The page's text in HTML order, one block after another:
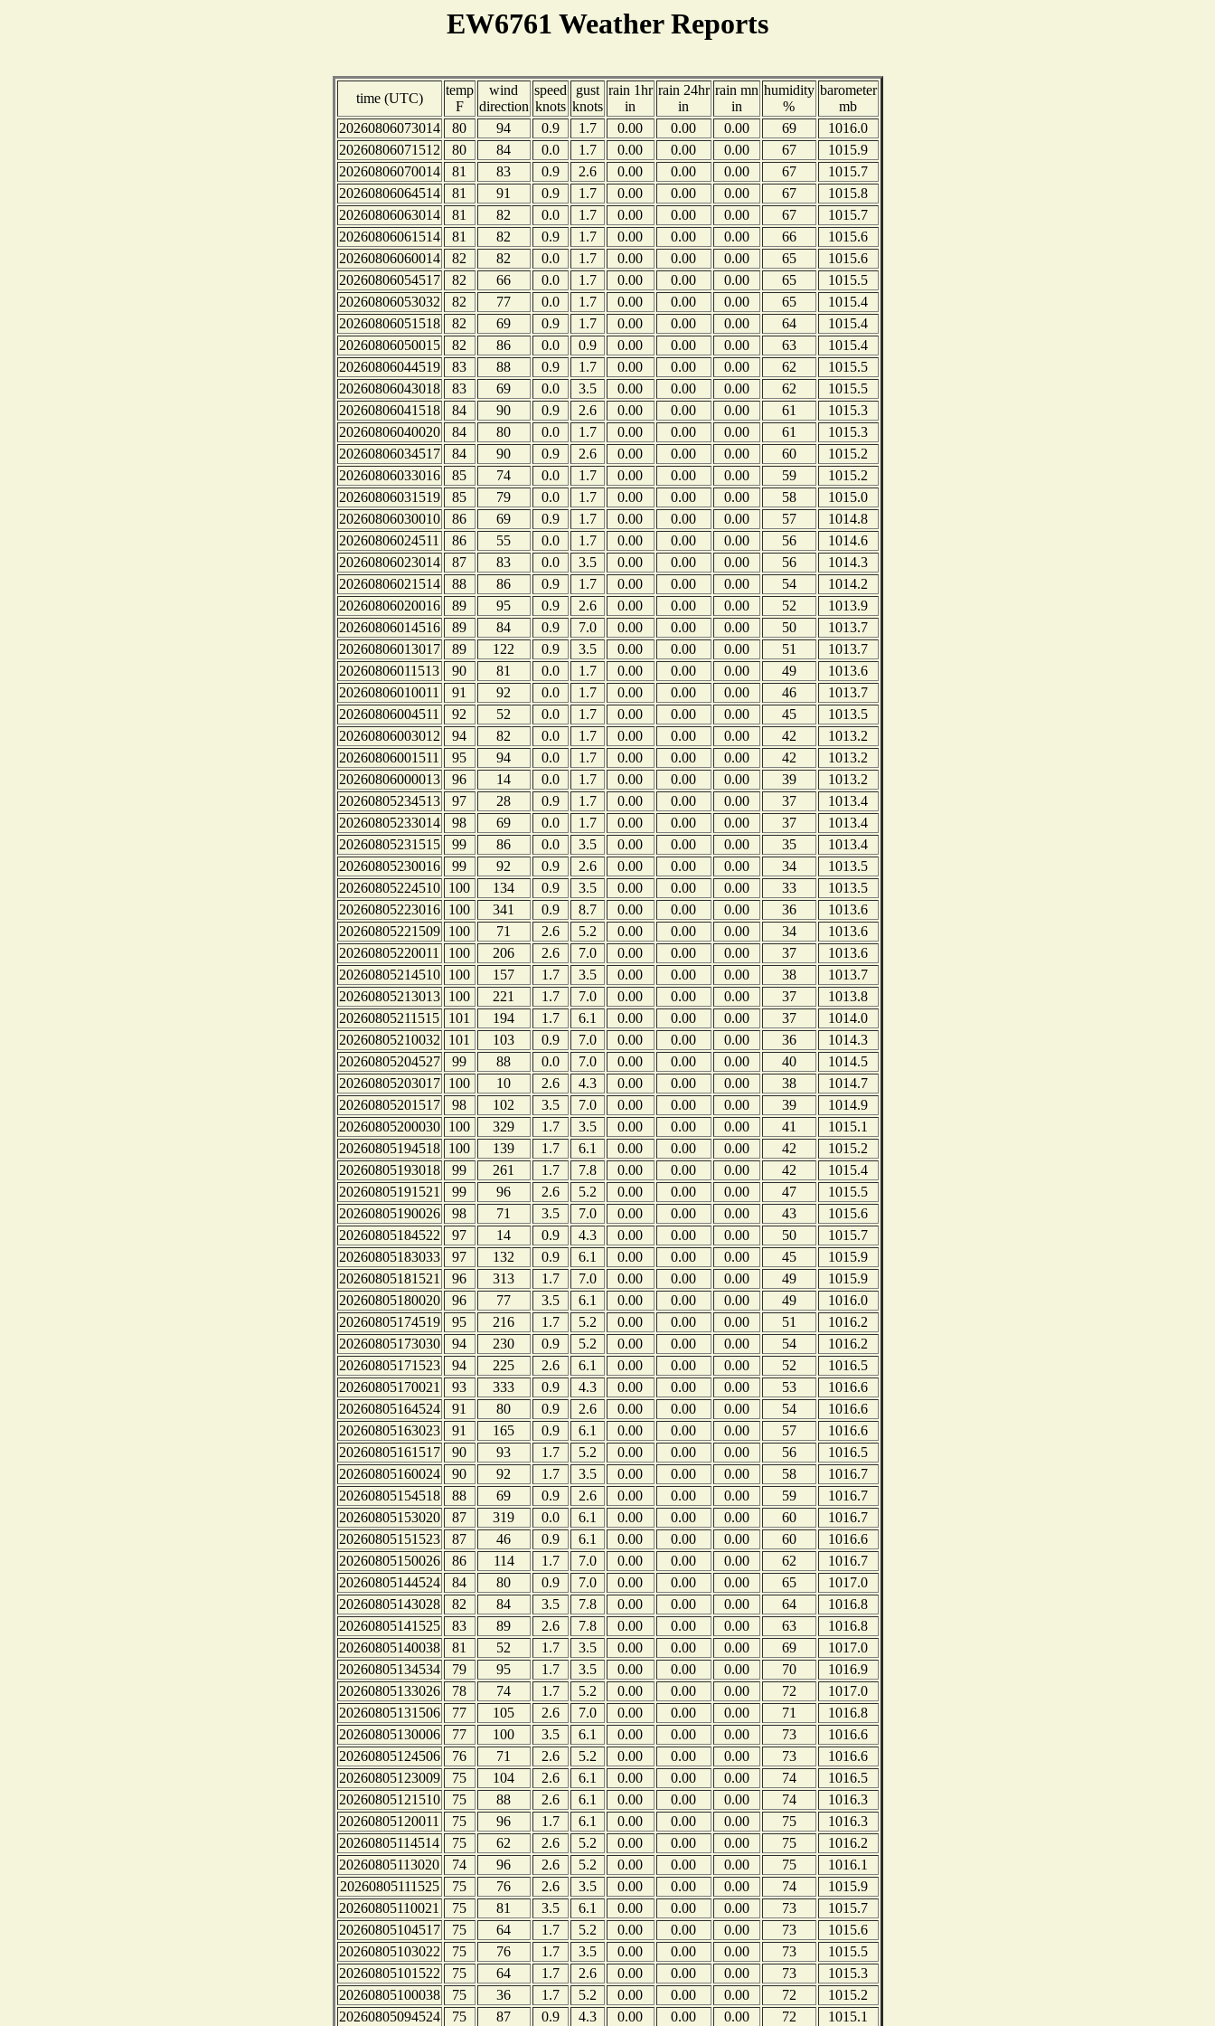
EW6761 Weather Reports
time (UTC)
temp
F
wind
direction
speed
knots
gust
knots
rain 1hr
in
rain 24hr
in
rain mn
in
humidity
%
barometer
mb
20260806073014
80 94 0.9 1.7 0.00 0.00 0.00 69
1016.0
20260806071512
80 84 0.0 1.7 0.00 0.00 0.00 67
1015.9
20260806070014
81 83 0.9 2.6 0.00 0.00 0.00 67
1015.7
20260806064514
81 91 0.9 1.7 0.00 0.00 0.00 67
1015.8
20260806063014
81 82 0.0 1.7 0.00 0.00 0.00 67
1015.7
20260806061514
81 82 0.9 1.7 0.00 0.00 0.00 66
1015.6
20260806060014
82 82 0.0 1.7 0.00 0.00 0.00 65
1015.6
20260806054517
82 66 0.0 1.7 0.00 0.00 0.00 65
1015.5
20260806053032
82 77 0.0 1.7 0.00 0.00 0.00 65
1015.4
20260806051518
82 69 0.9 1.7 0.00 0.00 0.00 64
1015.4
20260806050015
82 86 0.0 0.9 0.00 0.00 0.00 63
1015.4
20260806044519
83 88 0.9 1.7 0.00 0.00 0.00 62
1015.5
20260806043018
83 69 0.0 3.5 0.00 0.00 0.00 62
1015.5
20260806041518
84 90 0.9 2.6 0.00 0.00 0.00 61
1015.3
20260806040020
84 80 0.0 1.7 0.00 0.00 0.00 61
1015.3
20260806034517
84 90 0.9 2.6 0.00 0.00 0.00 60
1015.2
20260806033016
85 74 0.0 1.7 0.00 0.00 0.00 59
1015.2
20260806031519
85 79 0.0 1.7 0.00 0.00 0.00 58
1015.0
20260806030010
86 69 0.9 1.7 0.00 0.00 0.00 57
1014.8
20260806024511
86 55 0.0 1.7 0.00 0.00 0.00 56
1014.6
20260806023014
87 83 0.0 3.5 0.00 0.00 0.00 56
1014.3
20260806021514
88 86 0.9 1.7 0.00 0.00 0.00 54
1014.2
20260806020016
89 95 0.9 2.6 0.00 0.00 0.00 52
1013.9
20260806014516
89 84 0.9 7.0 0.00 0.00 0.00 50
1013.7
20260806013017
89 122 0.9 3.5 0.00 0.00 0.00 51
1013.7
20260806011513
90 81 0.0 1.7 0.00 0.00 0.00 49
1013.6
20260806010011
91 92 0.0 1.7 0.00 0.00 0.00 46
1013.7
20260806004511
92 52 0.0 1.7 0.00 0.00 0.00 45
1013.5
20260806003012
94 82 0.0 1.7 0.00 0.00 0.00 42
1013.2
20260806001511
95 94 0.0 1.7 0.00 0.00 0.00 42
1013.2
20260806000013
96 14 0.0 1.7 0.00 0.00 0.00 39
1013.2
20260805234513
97 28 0.9 1.7 0.00 0.00 0.00 37
1013.4
20260805233014
98 69 0.0 1.7 0.00 0.00 0.00 37
1013.4
20260805231515
99 86 0.0 3.5 0.00 0.00 0.00 35
1013.4
20260805230016
99 92 0.9 2.6 0.00 0.00 0.00 34
1013.5
20260805224510
100 134 0.9 3.5 0.00 0.00 0.00 33
1013.5
20260805223016
100 341 0.9 8.7 0.00 0.00 0.00 36
1013.6
20260805221509
100 71 2.6 5.2 0.00 0.00 0.00 34
1013.6
20260805220011
100 206 2.6 7.0 0.00 0.00 0.00 37
1013.6
20260805214510
100 157 1.7 3.5 0.00 0.00 0.00 38
1013.7
20260805213013
100 221 1.7 7.0 0.00 0.00 0.00 37
1013.8
20260805211515
101 194 1.7 6.1 0.00 0.00 0.00 37
1014.0
20260805210032
101 103 0.9 7.0 0.00 0.00 0.00 36
1014.3
20260805204527
99 88 0.0 7.0 0.00 0.00 0.00 40
1014.5
20260805203017
100 10 2.6 4.3 0.00 0.00 0.00 38
1014.7
20260805201517
98 102 3.5 7.0 0.00 0.00 0.00 39
1014.9
20260805200030
100 329 1.7 3.5 0.00 0.00 0.00 41
1015.1
20260805194518
100 139 1.7 6.1 0.00 0.00 0.00 42
1015.2
20260805193018
99 261 1.7 7.8 0.00 0.00 0.00 42
1015.4
20260805191521
99 96 2.6 5.2 0.00 0.00 0.00 47
1015.5
20260805190026
98 71 3.5 7.0 0.00 0.00 0.00 43
1015.6
20260805184522
97 14 0.9 4.3 0.00 0.00 0.00 50
1015.7
20260805183033
97 132 0.9 6.1 0.00 0.00 0.00 45
1015.9
20260805181521
96 313 1.7 7.0 0.00 0.00 0.00 49
1015.9
20260805180020
96 77 3.5 6.1 0.00 0.00 0.00 49
1016.0
20260805174519
95 216 1.7 5.2 0.00 0.00 0.00 51
1016.2
20260805173030
94 230 0.9 5.2 0.00 0.00 0.00 54
1016.2
20260805171523
94 225 2.6 6.1 0.00 0.00 0.00 52
1016.5
20260805170021
93 333 0.9 4.3 0.00 0.00 0.00 53
1016.6
20260805164524
91 80 0.9 2.6 0.00 0.00 0.00 54
1016.6
20260805163023
91 165 0.9 6.1 0.00 0.00 0.00 57
1016.6
20260805161517
90 93 1.7 5.2 0.00 0.00 0.00 56
1016.5
20260805160024
90 92 1.7 3.5 0.00 0.00 0.00 58
1016.7
20260805154518
88 69 0.9 2.6 0.00 0.00 0.00 59
1016.7
20260805153020
87 319 0.0 6.1 0.00 0.00 0.00 60
1016.7
20260805151523
87 46 0.9 6.1 0.00 0.00 0.00 60
1016.6
20260805150026
86 114 1.7 7.0 0.00 0.00 0.00 62
1016.7
20260805144524
84 80 0.9 7.0 0.00 0.00 0.00 65
1017.0
20260805143028
82 84 3.5 7.8 0.00 0.00 0.00 64
1016.8
20260805141525
83 89 2.6 7.8 0.00 0.00 0.00 63
1016.8
20260805140038
81 52 1.7 3.5 0.00 0.00 0.00 69
1017.0
20260805134534
79 95 1.7 3.5 0.00 0.00 0.00 70
1016.9
20260805133026
78 74 1.7 5.2 0.00 0.00 0.00 72
1017.0
20260805131506
77 105 2.6 7.0 0.00 0.00 0.00 71
1016.8
20260805130006
77 100 3.5 6.1 0.00 0.00 0.00 73
1016.6
20260805124506
76 71 2.6 5.2 0.00 0.00 0.00 73
1016.6
20260805123009
75 104 2.6 6.1 0.00 0.00 0.00 74
1016.5
20260805121510
75 88 2.6 6.1 0.00 0.00 0.00 74
1016.3
20260805120011
75 96 1.7 6.1 0.00 0.00 0.00 75
1016.3
20260805114514
75 62 2.6 5.2 0.00 0.00 0.00 75
1016.2
20260805113020
74 96 2.6 5.2 0.00 0.00 0.00 75
1016.1
20260805111525
75 76 2.6 3.5 0.00 0.00 0.00 74
1015.9
20260805110021
75 81 3.5 6.1 0.00 0.00 0.00 73
1015.7
20260805104517
75 64 1.7 5.2 0.00 0.00 0.00 73
1015.6
20260805103022
75 76 1.7 3.5 0.00 0.00 0.00 73
1015.5
20260805101522
75 64 1.7 2.6 0.00 0.00 0.00 73
1015.3
20260805100038
75 36 1.7 5.2 0.00 0.00 0.00 72
1015.2
20260805094524
75 87 0.9 4.3 0.00 0.00 0.00 72 1015.1